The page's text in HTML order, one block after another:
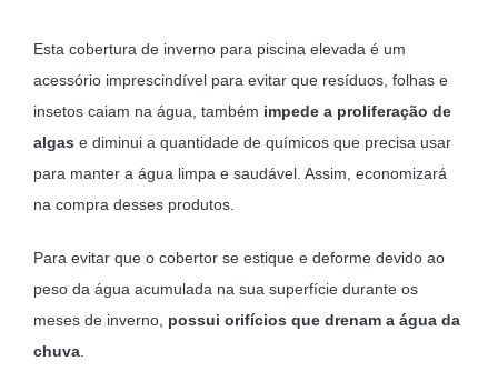
Bestway
Esta cobertura de inverno para piscina elevada é um
acessório imprescindível para evitar que resíduos, folhas e
insetos caiam na água, também impede a proliferação de
algas e diminui a quantidade de químicos que precisa usar
para manter a água limpa e saudável. Assim, economizará
na compra desses produtos.
Para evitar que o cobertor se estique e deforme devido ao
peso da água acumulada na sua superfície durante os
meses de inverno, possui orifícios que drenam a água da
chuva.